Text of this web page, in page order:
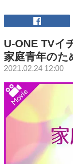
U-ONE TVイ
家庭青年のた
2021.02.24 12:00